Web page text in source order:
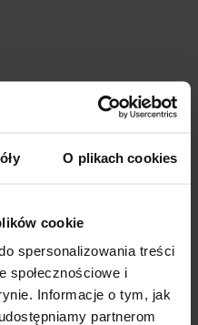
O plikach cookies
cookie
spersonalizowania treści
społecznościowe i
Informacje o tym, jak
partnerom